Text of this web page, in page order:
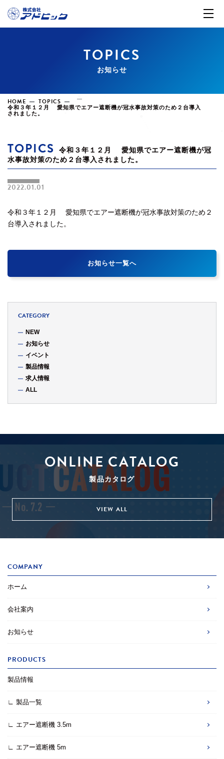
TOPICS
お知らせ
HOME TOPICS
令和３年１２月 愛知県でエアー遮断機が冠水事故対策のため２台導入
されました。
TOPICS
令和３年１２月 愛知県でエアー遮断機が冠
水事故対策のため２台導入されました。
2022.01.01
令和３年１２月 愛知県でエアー遮断機が冠水事故対策のため２
台導入されました。
お知らせ一覧へ
CATEGORY
NEW
お知らせ
イベント
製品情報
求人情報
ALL
ONLINE CATALOG
製品カタログ
VIEW ALL
COMPANY
ホーム
会社案内
お知らせ
PRODUCTS
製品情報
∟ 製品一覧
∟ エアー遮断機 3.5m
∟ エアー遮断機 5m